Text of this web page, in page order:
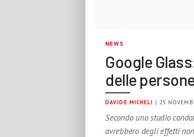
NEWS
Google
delle
DAVIDE MICHELI | 25
Secondo uno studio
avrebbero degli effetti